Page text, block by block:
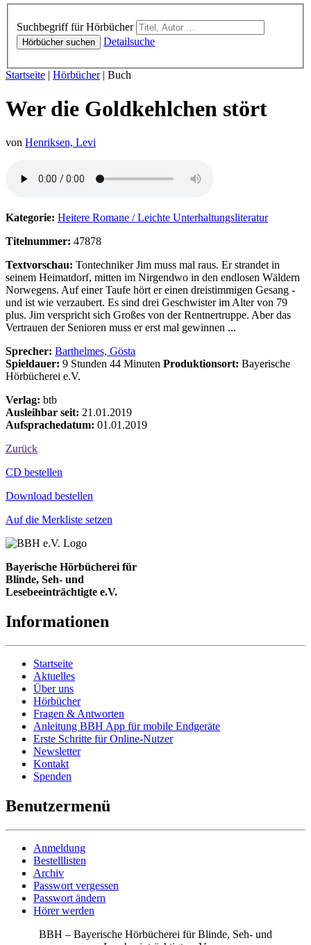
Suchbegriff für Hörbücher
Hörbücher suchen Detailsuche
Sie sind hier:
Startseite | Hörbücher| Buch
Wer die Goldkehlchen stört
von Henriksen, Levi
Kategorie: Heitere Romane / Leichte Unterhaltungsliteratur
Titelnummer: 47878
Textvorschau: Tontechniker Jim muss mal raus. Er strandet in
seinem Heimatdorf, mitten im Nirgendwo in den endlosen Wäldern
Norwegens. Auf einer Taufe hört er einen dreistimmigen Gesang -
und ist wie verzaubert. Es sind drei Geschwister im Alter von 79
plus. Jim verspricht sich Großes von der Rentnertruppe. Aber das
Vertrauen der Senioren muss er erst mal gewinnen ...
Sprecher: Barthelmes, Gösta
Spieldauer: 9 Stunden 44 Minuten Produktionsort: Bayerische
Hörbücherei e.V.
Verlag: btb
Ausleihbar seit: 21.01.2019
Aufsprachedatum: 01.01.2019
Zurück
Bestell-Aktionen
CD bestellen
Download bestellen
Auf die Merkliste setzen
Bayerische Hörbücherei für
Blinde, Seh- und
Lesebeeinträchtigte e.V.
Informationen
Startseite
Aktuelles
Über uns
Hörbücher
Fragen & Antworten
Anleitung BBH App für mobile Endgeräte
Erste Schritte für Online-Nutzer
Newsletter
Kontakt
Spenden
Benutzermenü
Anmeldung
Bestelllisten
Archiv
Passwort vergessen
Passwort ändern
Hörer werden
BBH – Bayerische Hörbücherei für Blinde, Seh- und